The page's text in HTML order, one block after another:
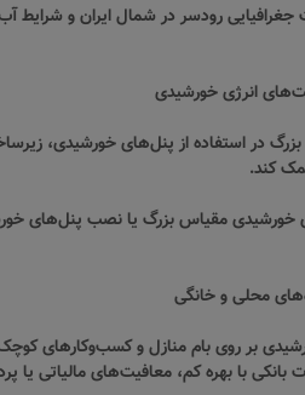
جغرافیایی رودسر در شمال ایران و
در استفاده از پنل‌های خورشیدی،
کند.
خورشیدی مقیاس بزرگ یا نصب پنل‌های
بر روی بام منازل و کسب‌وکارهای کوچک
بانکی با بهره کم، معافیت‌های مالیاتی یا